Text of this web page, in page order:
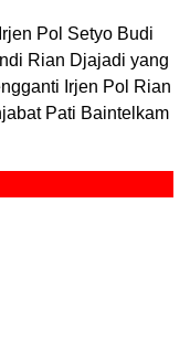
Pol Setyo Budi
Rian Djajadi yang
Irjen Pol Rian
Pati Baintelkam